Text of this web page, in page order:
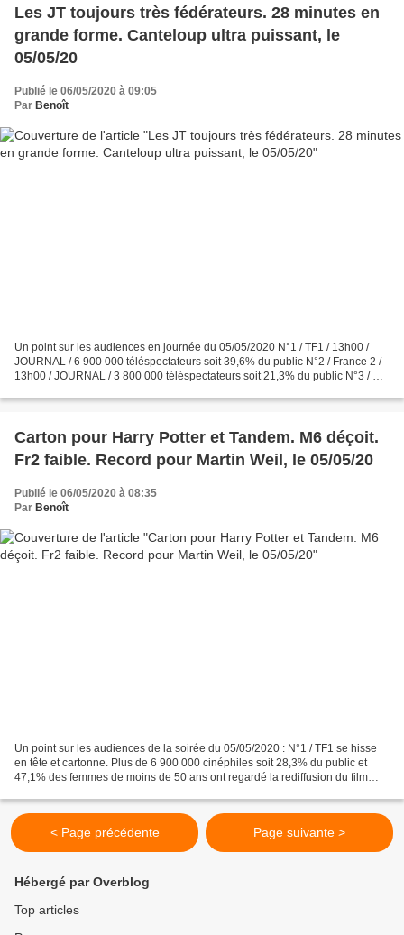
Les JT toujours très fédérateurs. 28 minutes en
grande forme. Canteloup ultra puissant, le
05/05/20
Publié le 06/05/2020 à 09:05
Par Benoît
Un point sur les audiences en journée du 05/05/2020 N°1 / TF1 / 13h00 /
JOURNAL / 6 900 000 téléspectateurs soit 39,6% du public N°2 / France 2 /
13h00 / JOURNAL / 3 800 000 téléspectateurs soit 21,3% du public N°3 / M6
Carton pour Harry Potter et Tandem. M6 déçoit.
Fr2 faible. Record pour Martin Weil, le 05/05/20
Publié le 06/05/2020 à 08:35
Par Benoît
Un point sur les audiences de la soirée du 05/05/2020 : N°1 / TF1 se hisse
en tête et cartonne. Plus de 6 900 000 cinéphiles soit 28,3% du public et
47,1% des femmes de moins de 50 ans ont regardé la rediffusion du film
< Page précédente Page suivante >
Hébergé par Overblog
Top articles